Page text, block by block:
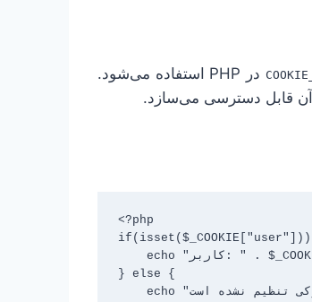
در PHP استفاده می‌شود.
آن قابل دسترسی می‌سازد.
<?php
} else {